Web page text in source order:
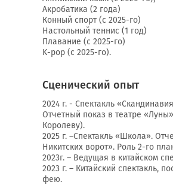
Акробатика (2 года)
Конный спорт (с 2025-го)
Настольный теннис (1 год)
Плавание (с 2025-го)
K-pop (c 2025-го).
Сценический опыт
2024 г. - Спектакль
Отчетный показ в театре
Королеву).
2025 г. –Спектакль «Школа».
Никитских ворот». Роль 2-го
2023г. – Ведущая в китайском
2023 г. – Китайский спектакль,
фею.